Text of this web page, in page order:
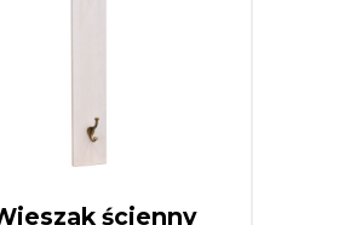
ścienny